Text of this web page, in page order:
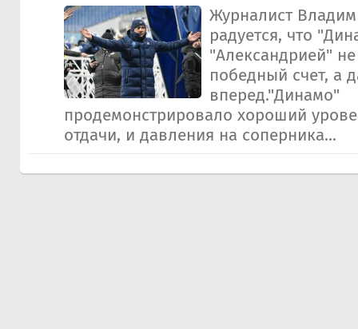
Журналист
радуется, что
"Александрией"
победный счет, а
вперед."Динамо"
продемонстрировало хороший
отдачи, и давления на соперника...